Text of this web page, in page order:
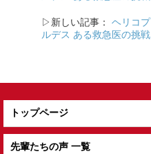
k
▷新しい記事： ヘリコ
ルデス ある救急医の挑戦
トップページ
先輩たちの声 一覧